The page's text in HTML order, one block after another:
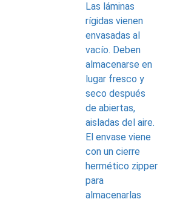
Las láminas
rígidas vienen
envasadas al
vacío. Deben
almacenarse en
lugar fresco y
seco después
de abiertas,
aisladas del aire.
El envase viene
con un cierre
hermético zipper
para
almacenarlas